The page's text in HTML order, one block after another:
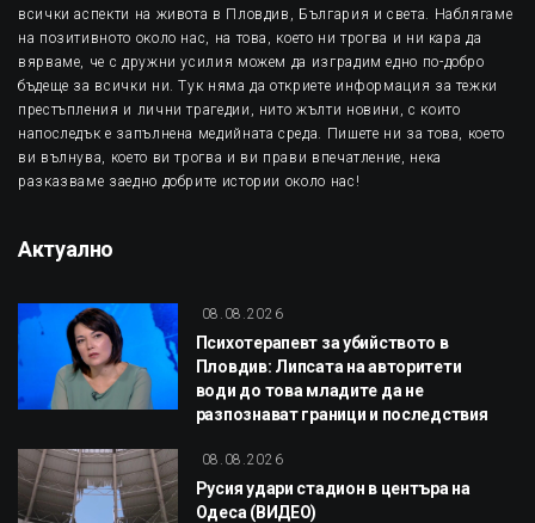
всички аспекти на живота в Пловдив, България и света. Наблягаме
на позитивното около нас, на това, което ни трогва и ни кара да
вярваме, че с дружни усилия можем да изградим едно по-добро
бъдеще за всички ни. Тук няма да откриете информация за тежки
престъпления и лични трагедии, нито жълти новини, с които
напоследък е запълнена медийната среда. Пишете ни за това, което
ви вълнува, което ви трогва и ви прави впечатление, нека
разказваме заедно добрите истории около нас!
Актуално
08.08.2026
Психотерапевт за убийството в
Пловдив: Липсата на авторитети
води до това младите да не
разпознават граници и последствия
08.08.2026
Русия удари стадион в центъра на
Одеса (ВИДЕО)